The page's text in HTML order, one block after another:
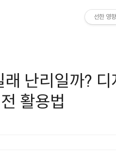
난리일까? 디
활용법
선한 영